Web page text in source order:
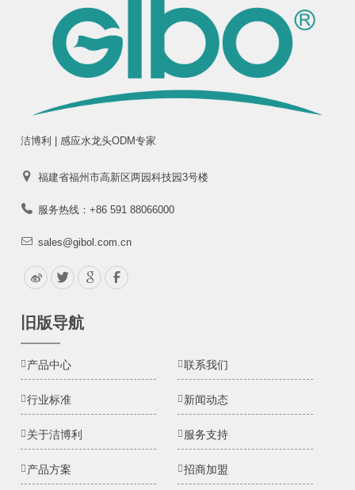
洁博利 | 感应水龙头ODM专家
福建省福州市高新区两园科技园3号楼
服务热线：+86 591 88066000
sales@gibol.com.cn
旧版导航
产品中心 联系我们
行业标准 新闻动态
关于洁博利 服务支持
产品方案 招商加盟